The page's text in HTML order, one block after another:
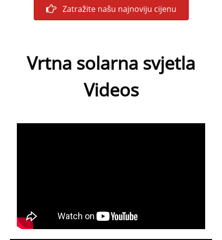
Zatražite našu najnoviju cijenu
Vrtna solarna svjetla
Videos